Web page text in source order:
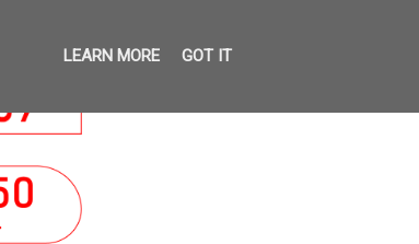
LEARN MORE GOT IT